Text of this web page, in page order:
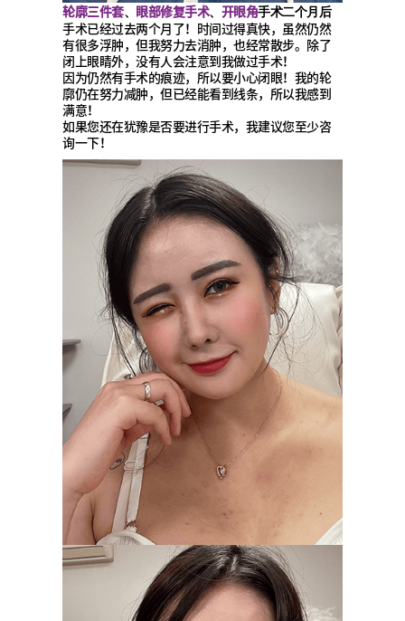
轮廓三件套、 眼部修复手术、 开眼角手术二个月后
手术已经过去两个月了！时间过得真快，虽然仍然
有很多浮肿，但我努力去消肿，也经常散步。除了
闭上眼睛外，没有人会注意到我做过手术！
因为仍然有手术的痕迹，所以要小心闭眼！我的轮
廓仍在努力减肿，但已经能看到线条，所以我感到
满意！
如果您还在犹豫是否要进行手术，我建议您至少咨
询一下！